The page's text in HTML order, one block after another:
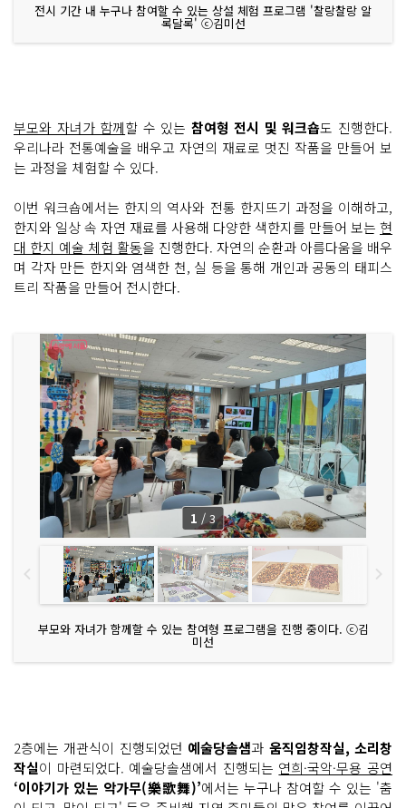
전시 기간 내 누구나 참여할 수 있는 상설 체험 프로그램 '찰랑찰랑 알
록달록' ⓒ김미선
부모와 자녀가 함께할 수 있는 참여형 전시 및 워크숍도 진행한다.
우리나라 전통예술을 배우고 자연의 재료로 멋진 작품을 만들어 보
는 과정을 체험할 수 있다.
이번 워크숍에서는 한지의 역사와 전통 한지뜨기 과정을 이해하고,
한지와 일상 속 자연 재료를 사용해 다양한 색한지를 만들어 보는 현
대 한지 예술 체험 활동을 진행한다. 자연의 순환과 아름다움을 배우
며 각자 만든 한지와 염색한 천, 실 등을 통해 개인과 공동의 태피스
트리 작품을 만들어 전시한다.
부모와 자녀가 함께할 수 있는 참여형 프로그램을 진행 중이다. ⓒ김
미선
1 / 3
2층에는 개관식이 진행되었던 예술당솔샘과 움직임창작실, 소리창
작실이 마련되었다. 예술당솔샘에서 진행되는 연희·국악·무용 공연
‘이야기가 있는 악가무(樂歌舞)’에서는 누구나 참여할 수 있는 '춤